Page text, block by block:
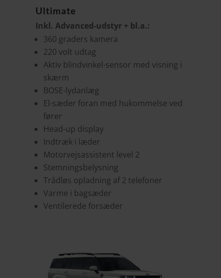
Ultimate
Inkl. Advanced-udstyr + bl.a.:
360 graders kamera
220 volt udtag
Aktiv blindvinkel-sensor med visning i
skærm
BOSE-lydanlæg
El-sæder foran med hukommelse ved
fører
Head-up display
Indtræk i læder
Motorvejsassistent level 2
Stemningsbelysning
Trådløs opladning af 2 telefoner
Varme i bagsæder
Ventilerede forsæder